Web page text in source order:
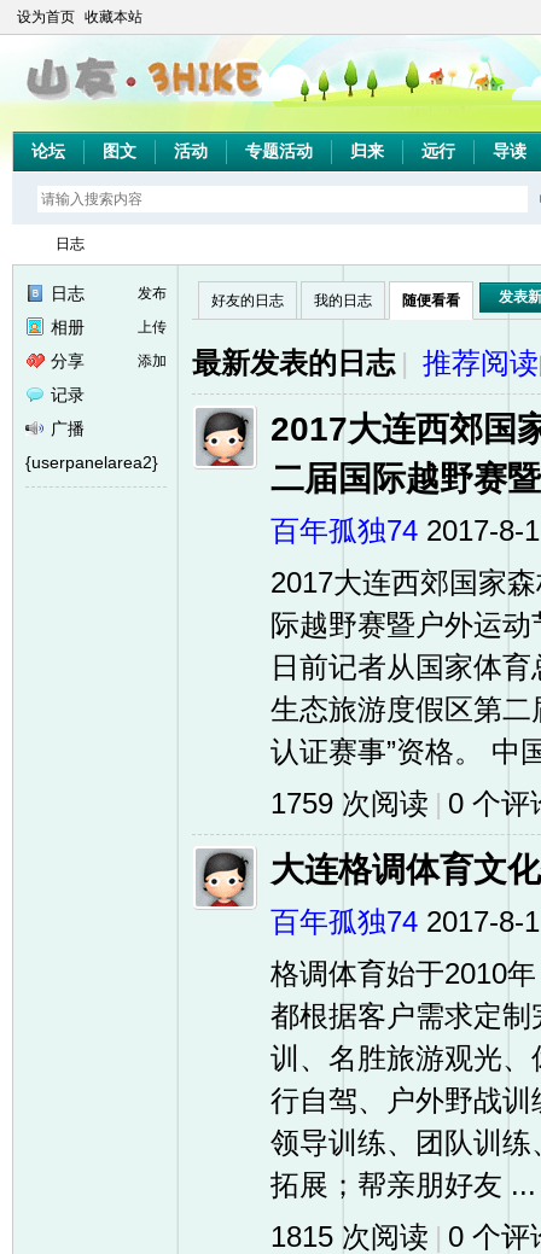
设为首页 收藏本站
论坛 图文 活动 专题活动 归来 远行 导读
日志
发布
日志
上传
相册
添加
分享
记录
广播
{userpanelarea2}
好友的日志 我的日志 随便看看 发表
最新发表的日志 | 推荐阅
2017大连西郊国
二届国际越野赛
百年孤独74 2017-8-
2017大连西郊国家
际越野赛暨户外运
日前记者从国家体
生态旅游度假区第二
认证赛事”资格。 中
1759 次阅读 | 0个评
大连格调体育文
百年孤独74 2017-8-
格调体育始于2010
都根据客户需求定
训、名胜旅游观光
行自驾、户外野战
领导训练、团队训
拓展；帮亲朋好友 ...
1815 次阅读 | 0个评